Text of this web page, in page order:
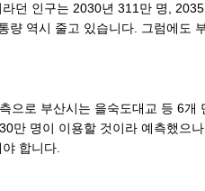
던 인구는 2030년 311만 명,
역시 줄고 있습니다. 그럼에
로 부산시는 을숙도대교 등 6
명이 이용할 것이라 예측했
합니다.